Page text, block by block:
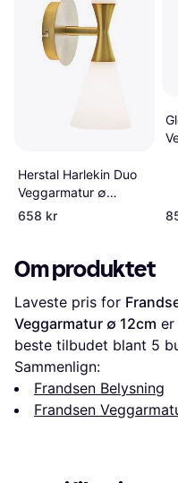
Herstal Harlekin Duo
Veggarmatur ∅
10.5cm
658 kr
Om produktet
Laveste pris for
Veggarmatur ∅ 12cm er
beste tilbudet blant 5
Sammenlign:
Frandsen Belysning
Frandsen